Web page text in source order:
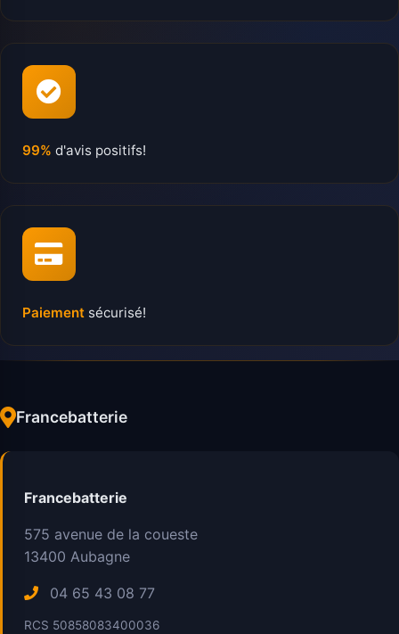
99% d'avis positifs!
Paiement sécurisé!
Francebatterie
Francebatterie
575 avenue de la coueste
13400 Aubagne
04 65 43 08 77
RCS 50858083400036